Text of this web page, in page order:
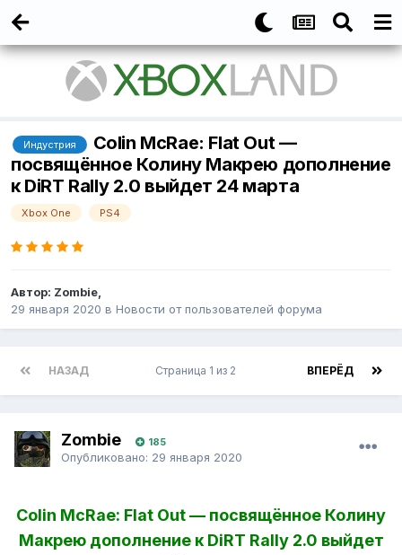
Индустрия
Colin McRae: Flat Out —
посвящённое Колину Макрею дополнение
к DiRT Rally 2.0 выйдет 24 марта
Xbox One PS4
Автор: Zombie,
29 января 2020 в Новости от пользователей форума
НАЗАД ВПЕРЁД
Страница 1 из 2
Zombie 185
Опубликовано: 29 января 2020
Colin McRae: Flat Out — посвящённое Колину
Макрею дополнение к DiRT Rally 2.0 выйдет